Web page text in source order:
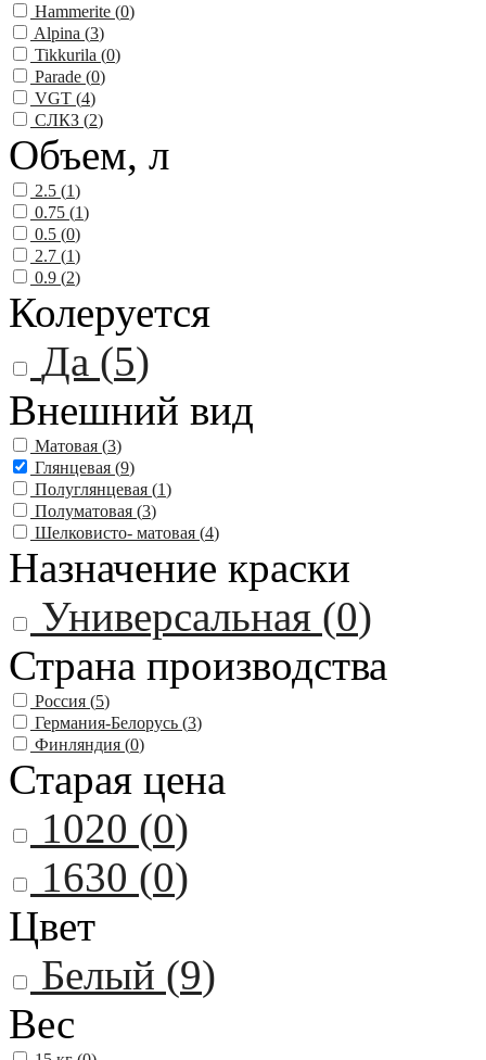
Hammerite (0)
Alpina (3)
Tikkurila (0)
Parade (0)
VGT (4)
СЛКЗ (2)
Объем, л
2.5 (1)
0.75 (1)
0.5 (0)
2.7 (1)
0.9 (2)
Колеруется
Да (5)
Внешний вид
Матовая (3)
Глянцевая (9)
Полуглянцевая (1)
Полуматовая (3)
Шелковисто- матовая (4)
Назначение краски
Универсальная (0)
Страна производства
Россия (5)
Германия-Белорусь (3)
Финляндия (0)
Старая цена
1020 (0)
1630 (0)
Цвет
Белый (9)
Вес